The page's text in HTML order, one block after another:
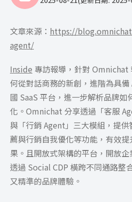
文章來源： https://
agent/
Inside 專訪報導，針對 Omnichat
何從對話商務的新創，進階為具
國 SaaS 平台，進一步解析品牌如
化。Omnichat 分享透過「客服
與「行銷 Agent」三大模組，提
薦與行銷自我優化等功能，有效
果。且開放式架構的平台，開放
透過 Social CDP 橫跨不同通路整
又精準的品牌體驗。